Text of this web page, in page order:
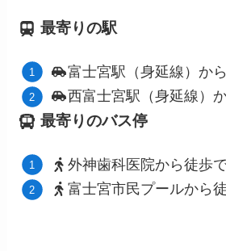
最寄りの駅
富士宮駅（身延線）か
西富士宮駅（身延線）
最寄りのバス停
外神歯科医院から徒歩
富士宮市民プールから